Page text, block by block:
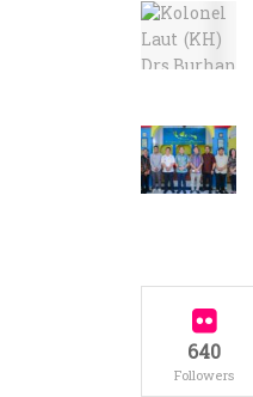
640
Followers